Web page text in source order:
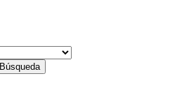
Búsqueda